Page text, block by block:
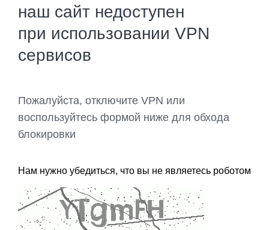
наш сайт недоступен
при использовании VPN
сервисов
Пожалуйста, отключите VPN или
воспользуйтесь формой ниже для обхода
блокировки
Нам нужно убедиться, что вы не являетесь роботом